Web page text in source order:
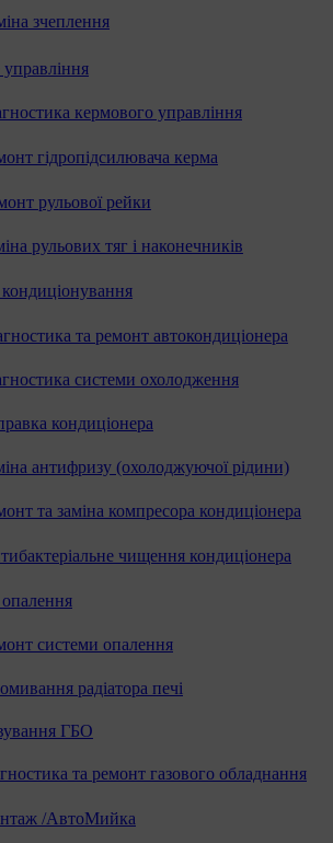
зчеплення
кермового управління
гідропідсилювача керма
рульової рейки
рульових тяг і наконечників
та ремонт автокондиціонера
системи охолодження
кондиціонера
антифризу (охолоджуючої рідини)
та заміна компресора кондиціонера
чищення кондиціонера
системи опалення
радіатора печі
ГБО
та ремонт газового обладнання
/АвтоМийка